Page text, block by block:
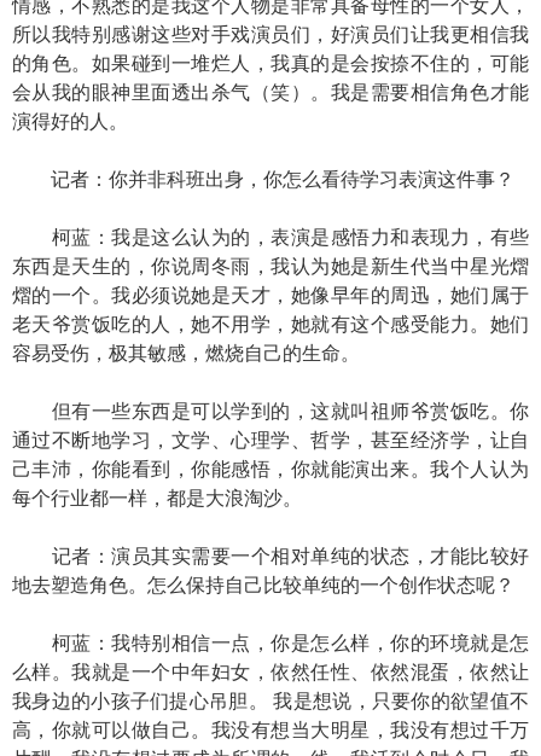
情感，不熟悉的是我这个人物是非常具备母性的一个女人，
所以我特别感谢这些对手戏演员们，好演员们让我更相信我
的角色。如果碰到一堆烂人，我真的是会按捺不住的，可能
会从我的眼神里面透出杀气（笑）。我是需要相信角色才能
演得好的人。
记者：你并非科班出身，你怎么看待学习表演这件事？
柯蓝：我是这么认为的，表演是感悟力和表现力，有些
东西是天生的，你说周冬雨，我认为她是新生代当中星光熠
熠的一个。我必须说她是天才，她像早年的周迅，她们属于
老天爷赏饭吃的人，她不用学，她就有这个感受能力。她们
容易受伤，极其敏感，燃烧自己的生命。
但有一些东西是可以学到的，这就叫祖师爷赏饭吃。你
通过不断地学习，文学、心理学、哲学，甚至经济学，让自
己丰沛，你能看到，你能感悟，你就能演出来。我个人认为
每个行业都一样，都是大浪淘沙。
记者：演员其实需要一个相对单纯的状态，才能比较好
地去塑造角色。怎么保持自己比较单纯的一个创作状态呢？
柯蓝：我特别相信一点，你是怎么样，你的环境就是怎
么样。我就是一个中年妇女，依然任性、依然混蛋，依然让
我身边的小孩子们提心吊胆。 我是想说，只要你的欲望值不
高，你就可以做自己。我没有想当大明星，我没有想过千万